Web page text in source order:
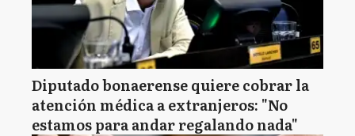
Diputado bonaerense quiere cobrar la
atención médica a extranjeros: "No
estamos para andar regalando nada"